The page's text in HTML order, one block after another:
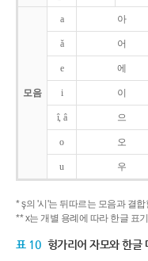
모음
a 아
ǎ 어
e 에
i 이
î, â 으
o 오
u 우
* ş의 '시'는 뒤따르는 모음과 결
** x는 개별 용례에 따라 한글 표
표 10 헝가리어 자모와 한글